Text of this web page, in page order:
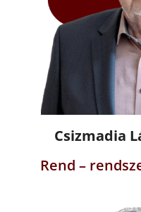
Csizmadia
Rend –